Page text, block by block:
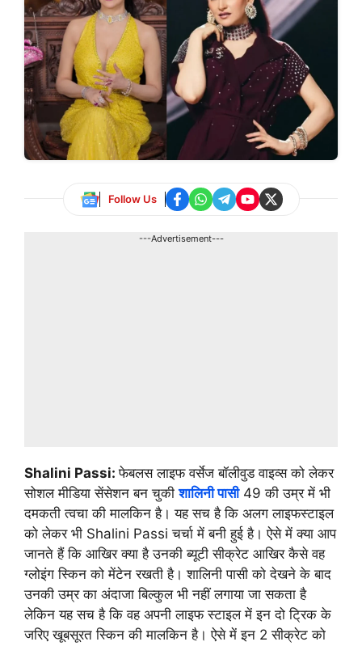
Follow Us
---Advertisement---
Shalini Passi:फेबलस लाइफ वर्सेज बॉलीवुड वाइव्स को लेकर
सोशल मीडिया सेंसेशन बन चुकीशालिनी पासी49 की उम्र में भी
दमकती त्वचा की मालकिन है। यह सच है कि अलग लाइफस्टाइल
को लेकर भी Shalini Passi चर्चा में बनी हुई है। ऐसे में क्या आप
जानते हैं कि आखिर क्या है उनकी ब्यूटी सीक्रेट आखिर कैसे वह
ग्लोइंग स्किन को मेंटेन रखती है। शालिनी पासी को देखने के बाद
उनकी उम्र का अंदाजा बिल्कुल भी नहीं लगाया जा सकता है
लेकिन यह सच है कि वह अपनी लाइफ स्टाइल में इन दो ट्रिक के
जरिए खूबसूरत स्किन की मालकिन है। ऐसे में इन 2 सीक्रेट को